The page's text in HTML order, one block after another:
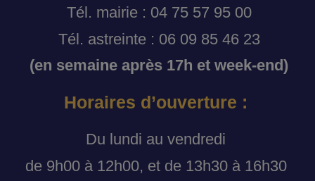
Tél. mairie : 04 75 57 95 00
Tél. astreinte : 06 09 85 46 23
(en semaine après 17h et week-end)
Horaires d’ouverture :
Du lundi au vendredi
de 9h00 à 12h00, et de 13h30 à 16h30